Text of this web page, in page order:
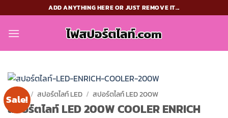
to
content
ADD ANYTHING HERE OR JUST REMOVE IT...
Sale!
HOME / สปอร์ตไลท์ LED / สปอร์ตไลท์ LED 200W
สปอร์ตไลท์ LED 200W COOLER ENRICH